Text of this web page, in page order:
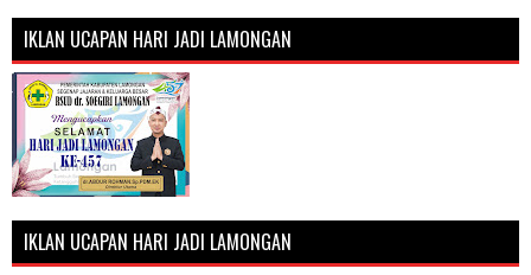
IKLAN UCAPAN HARI JADI LAMONGAN
IKLAN UCAPAN HARI JADI LAMONGAN